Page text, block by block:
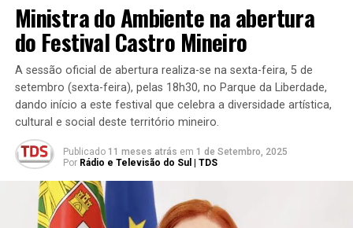
Ministra do Ambiente na abertura
do Festival Castro Mineiro
A sessão oficial de abertura realiza-se na sexta-feira, 5 de
setembro (sexta-feira), pelas 18h30, no Parque da Liberdade,
dando início a este festival que celebra a diversidade artística,
cultural e social deste território mineiro.
Publicado 11 meses atrás em 1 de Setembro, 2025
Por Rádio e Televisão do Sul | TDS